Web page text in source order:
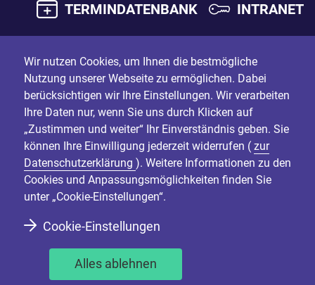
TERMINDATENBANK INTRANET
Wir nutzen Cookies, um Ihnen die bestmögliche
Nutzung unserer Webseite zu ermöglichen. Dabei
berücksichtigen wir Ihre Einstellungen. Wir verarbeiten
Ihre Daten nur, wenn Sie uns durch Klicken auf
„Zustimmen und weiter“ Ihr Einverständnis geben. Sie
können Ihre Einwilligung jederzeit widerrufen ( zur
Datenschutzerklärung ). Weitere Informationen zu den
Cookies und Anpassungsmöglichkeiten finden Sie
unter „Cookie-Einstellungen“.
Cookie-Einstellungen
Alles ablehnen